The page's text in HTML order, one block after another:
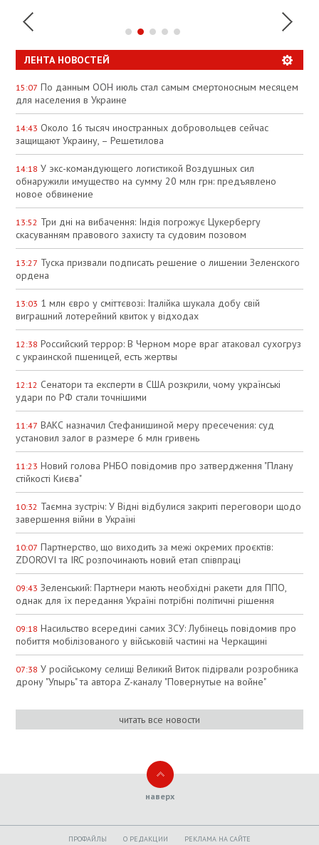
ЛЕНТА НОВОСТЕЙ
15:07 По данным ООН июль стал самым смертоносным месяцем
для населения в Украине
14:43 Около 16 тысяч иностранных добровольцев сейчас
защищают Украину, – Решетилова
14:18 У экс-командующего логистикой Воздушных сил
обнаружили имущество на сумму 20 млн грн: предъявлено
новое обвинение
13:52 Три дні на вибачення: Індія погрожує Цукербергу
скасуванням правового захисту та судовим позовом
13:27 Туска призвали подписать решение о лишении Зеленского
ордена
13:03 1 млн євро у сміттєвозі: Італійка шукала добу свій
виграшний лотерейний квиток у відходах
12:38 Российский террор: В Черном море враг атаковал сухогруз
с украинской пшеницей, есть жертвы
12:12 Сенатори та експерти в США розкрили, чому українські
удари по РФ стали точнішими
11:47 ВАКС назначил Стефанишиной меру пресечения: суд
установил залог в размере 6 млн гривень
11:23 Новий голова РНБО повідомив про затвердження "Плану
стійкості Києва"
10:32 Таємна зустріч: У Відні відбулися закриті переговори щодо
завершення війни в Україні
10:07 Партнерство, що виходить за межі окремих проєктів:
ZDOROVI та IRC розпочинають новий етап співпраці
09:43 Зеленський: Партнери мають необхідні ракети для ППО,
однак для їх передання Україні потрібні політичні рішення
09:18 Насильство всередині самих ЗСУ: Лубінець повідомив про
побиття мобілізованого у військовій частині на Черкащині
07:38 У російському селищі Великий Виток підірвали розробника
дрону "Упырь" та автора Z-каналу "Повернутые на войне"
читать все новости
наверх
ПРОФАЙЛЫ O РЕДАКЦИИ
РЕКЛАМА НА САЙТЕ